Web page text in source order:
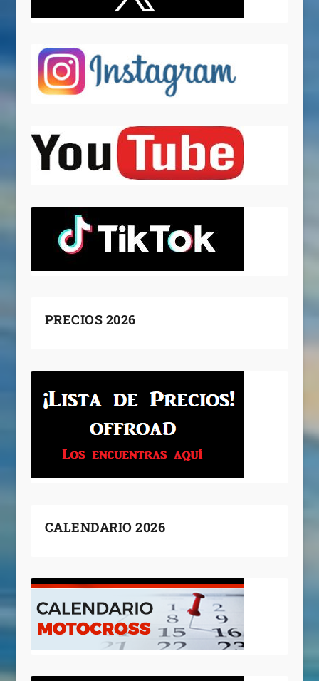
PRECIOS 2026
CALENDARIO 2026